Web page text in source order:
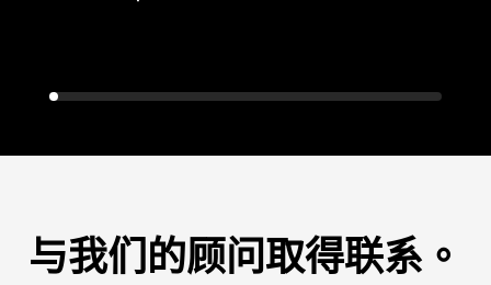
与我们的顾问取得联系。